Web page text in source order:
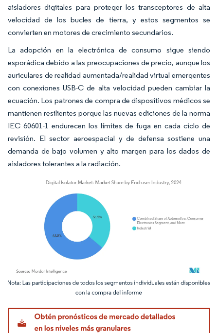
aisladores digitales para proteger los transceptores de alta
velocidad de los bucles de tierra, y estos segmentos se
convierten en motores de crecimiento secundarios.
La adopción en la electrónica de consumo sigue siendo
esporádica debido a las preocupaciones de precio, aunque los
auriculares de realidad aumentada/realidad virtual emergentes
con conexiones USB-C de alta velocidad pueden cambiar la
ecuación. Los patrones de compra de dispositivos médicos se
mantienen resilientes porque las nuevas ediciones de la norma
IEC 60601-1 endurecen los límites de fuga en cada ciclo de
revisión. El sector aeroespacial y de defensa sostiene una
demanda de bajo volumen y alto margen para los dados de
aisladores tolerantes a la radiación.
Imagen © Mordor Intelligence. El uso requiere atribución según CC BY 4.0.